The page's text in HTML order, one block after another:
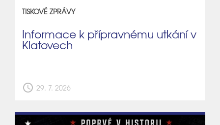
TISKOVÉ ZPRÁVY
Informace k přípravnému utkání v
Klatovech
schedule 29. 7. 2026